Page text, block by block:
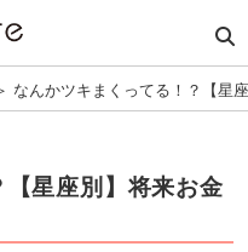
なんかツキまくってる！？【星
星座別】将来お金